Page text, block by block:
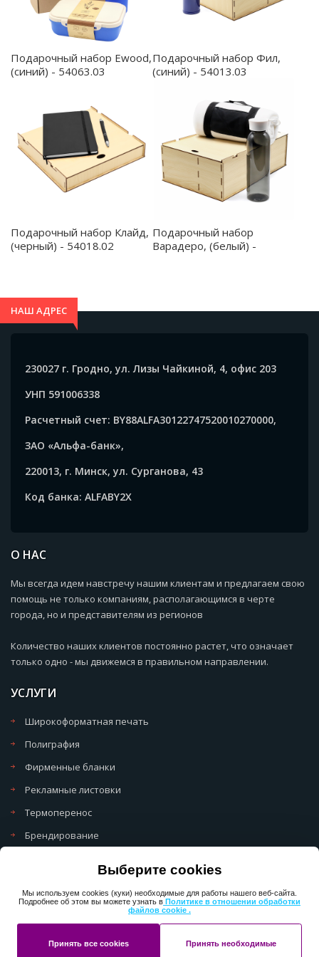
Выберите cookies
Мы используем cookies (куки) необходимые для работы нашего веб-сайта.
Подробнее об этом вы можете узнать в Политике в отношении обработки
файлов cookie .
Принять все cookies Принять необходимые
Бумажная стружка (крафт) 50 г.– 1 шт. (Артикул: 00-
00080984)
Подарочный набор Ewood,
(синий) - 54063.03
Подарочный набор Фил,
(синий) - 54013.03
Подарочный набор Клайд,
(черный) - 54018.02
Подарочный набор
Варадеро, (белый) -
НАШ АДРЕС
230027 г. Гродно, ул. Лизы Чайкиной, 4, офис 203
УНП 591006338
Расчетный счет: BY88ALFA30122747520010270000,
ЗАО «Альфа-банк»,
220013, г. Минск, ул. Сурганова, 43
Код банка: ALFABY2X
О НАС
Мы всегда идем навстречу нашим клиентам и предлагаем свою
помощь не только компаниям, располагающимся в черте
города, но и представителям из регионов
Количество наших клиентов постоянно растет, что означает
только одно - мы движемся в правильном направлении.
УСЛУГИ
Широкоформатная печать
Полиграфия
Фирменные бланки
Рекламные листовки
Термоперенос
Брендирование
Политика обработки персональных данных